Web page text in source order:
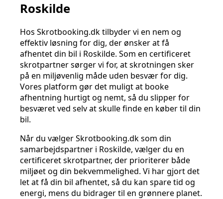
Roskilde
Hos Skrotbooking.dk tilbyder vi en nem og
effektiv løsning for dig, der ønsker at få
afhentet din bil i Roskilde. Som en certificeret
skrotpartner sørger vi for, at skrotningen sker
på en miljøvenlig måde uden besvær for dig.
Vores platform gør det muligt at booke
afhentning hurtigt og nemt, så du slipper for
besværet ved selv at skulle finde en køber til din
bil.
Når du vælger Skrotbooking.dk som din
samarbejdspartner i Roskilde, vælger du en
certificeret skrotpartner, der prioriterer både
miljøet og din bekvemmelighed. Vi har gjort det
let at få din bil afhentet, så du kan spare tid og
energi, mens du bidrager til en grønnere planet.